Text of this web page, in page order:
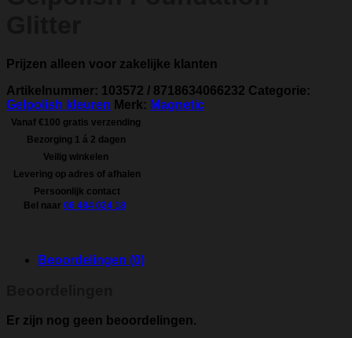
Prijzen alleen voor zakelijke klanten
Artikelnummer: 103572 / 8718634066232 Categorie:
Gelpolish kleuren Merk: Magnetic
Vanaf €100 gratis verzending
Bezorging 1 á 2 dagen
Veilig winkelen
Levering op adres of afhalen
Persoonlijk contact
Bel naar 06 484 024 18
Beoordelingen (0)
Er zijn nog geen beoordelingen.